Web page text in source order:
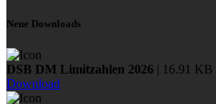
Neue Downloads
DSB DM Limitzahlen 2026 | 16.91 KB
Download